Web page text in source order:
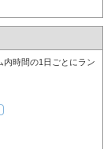
時間の1日ごとにラン